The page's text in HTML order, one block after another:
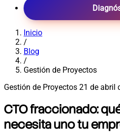
Inicio
/
Blog
/
Gestión de Proyectos
Gestión de Proyectos 21 de abril
CTO fraccionado:
necesita uno tu